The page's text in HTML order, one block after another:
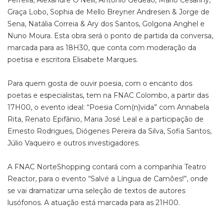
Graça Lobo, Sophia de Mello Breyner Andresen & Jorge de
Sena, Natália Correia & Ary dos Santos, Golgona Anghel e
Nuno Moura. Esta obra será o ponto de partida da conversa,
marcada para as 18H30, que conta com moderação da
poetisa e escritora Elisabete Marques.
Para quem gosta de ouvir poesia, com o encanto dos
poetas e especialistas, tem na FNAC Colombo, a partir das
17H00, o evento ideal: “Poesia Com(n)vida” com Annabela
Rita, Renato Epifânio, Maria José Leal e a participação de
Ernesto Rodrigues, Diógenes Pereira da Silva, Sofia Santos,
Júlio Vaqueiro e outros investigadores.
A FNAC NorteShopping contará com a companhia Teatro
Reactor, para o evento “Salvé a Língua de Camões!”, onde
se vai dramatizar uma seleção de textos de autores
lusófonos. A atuação está marcada para as 21H00.